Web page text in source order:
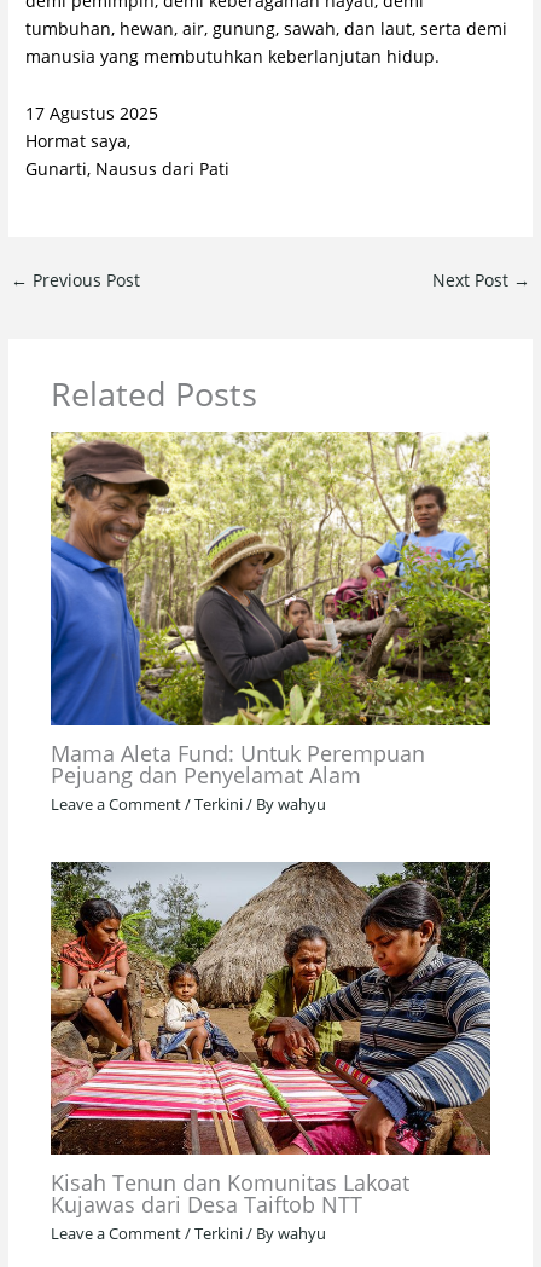
tumbuhan, hewan, air, gunung, sawah, dan laut, serta demi
manusia yang membutuhkan keberlanjutan hidup.
17 Agustus 2025
Hormat saya,
Gunarti, Nausus dari Pati
← Previous Post Next Post →
Related Posts
Mama Aleta Fund: Untuk Perempuan
Pejuang dan Penyelamat Alam
Leave a Comment/Terkini/ Bywahyu
Kisah Tenun dan Komunitas Lakoat
Kujawas dari Desa Taiftob NTT
Leave a Comment/Terkini/ Bywahyu